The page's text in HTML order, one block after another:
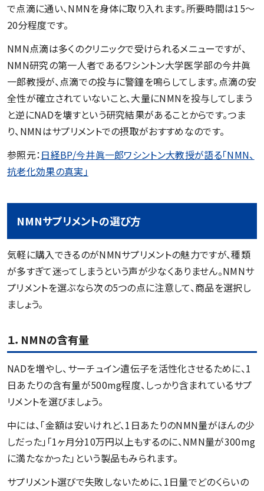
で点滴に通い、NMNを身体に取り入れます。所要時間は15～
20分程度です。
NMN点滴は多くのクリニックで受けられるメニューですが、
NMN研究の第一人者であるワシントン大学医学部の今井眞
一郎教授が、点滴での投与に警鐘を鳴らしてします。点滴の安
全性が確立されていないこと、大量にNMNを投与してしまう
と逆にNADを壊すという研究結果があることからです。つま
り、NMNはサプリメントでの摂取がおすすめなのです。
参照元：日経BP/今井眞一郎ワシントン大教授が語る「NMN、
抗老化効果の真実」
NMNサプリメントの選び方
気軽に購入できるのがNMNサプリメントの魅力ですが、種類
が多すぎて迷ってしまうという声が少なくありません。NMNサ
プリメントを選ぶなら次の5つの点に注意して、商品を選択し
ましょう。
１．NMNの含有量
NADを増やし、サーチュイン遺伝子を活性化させるために、1
日あたりの含有量が500mg程度、しっかり含まれているサプ
リメントを選びましょう。
中には、「金額は安いけれど、1日あたりのNMN量がほんの少
しだった」「1ヶ月分10万円以上もするのに、NMN量が300mg
に満たなかった」という製品もみられます。
サプリメント選びで失敗しないために、1日量でどのくらいの